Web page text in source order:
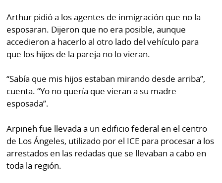
Arthur pidió a los agentes de inmigración que no la
esposaran. Dijeron que no era posible, aunque
accedieron a hacerlo al otro lado del vehículo para
que los hijos de la pareja no lo vieran.
“Sabía que mis hijos estaban mirando desde arriba”,
cuenta. “Yo no quería que vieran a su madre
esposada”.
Arpineh fue llevada a un edificio federal en el centro
de Los Ángeles, utilizado por el ICE para procesar a los
arrestados en las redadas que se llevaban a cabo en
toda la región.